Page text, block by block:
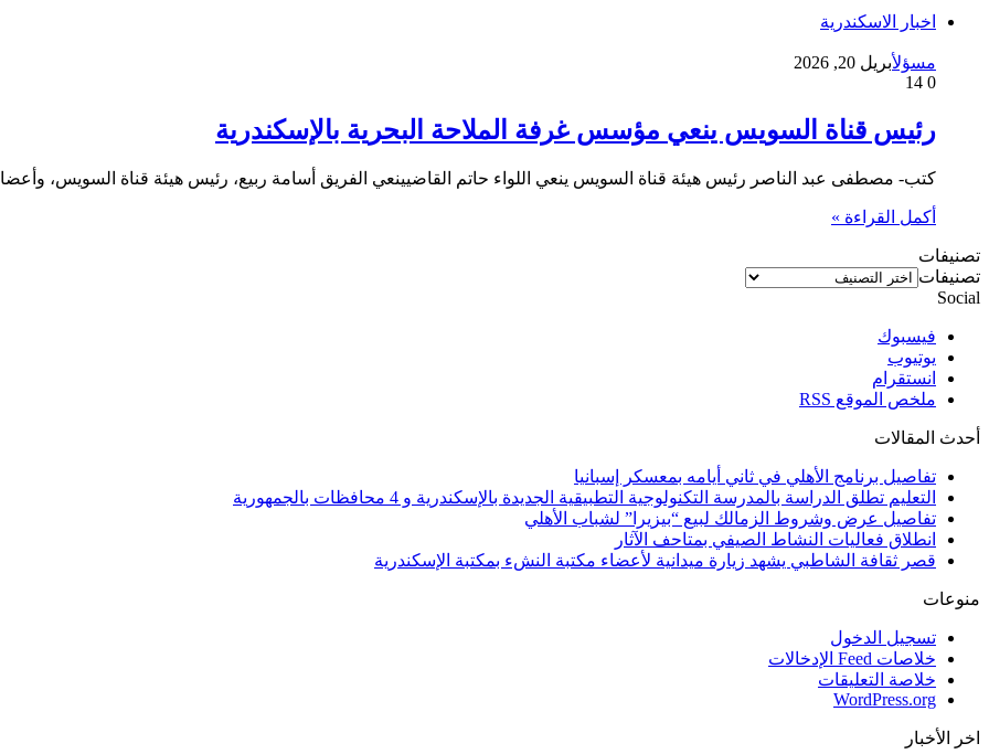
اخبار الاسكندرية
مسؤلأبريل 20, 2026
0
رئيس قناة السويس ينعي مؤسس غرفة الملاحة البحرية بالإسكندرية
كتب- مصطفى عبد الناصر رئيس هيئة قناة السويس ينعي اللواء حاتم القاضيينعي الفريق أسامة ربيع، رئيس هيئة قناة السويس،
أكمل القراءة »
تصنيفات
تصنيفات
Social
فيسبوك
يوتيوب
انستقرام
ملخص الموقع RSS
أحدث المقالات
تفاصيل برنامج الأهلي في ثاني أيامه بمعسكر إسبانيا
التعليم تطلق الدراسة بالمدرسة التكنولوجية التطبيقية الجديدة بالإسكندرية و 4 محافظات بالجمهورية
تفاصيل عرض وشروط الزمالك لبيع “بيزيرا” لشباب الأهلي
انطلاق فعاليات النشاط الصيفي بمتاحف الآثار
قصر ثقافة الشاطبي يشهد زيارة ميدانية لأعضاء مكتبة النشء بمكتبة الإسكندرية
منوعات
تسجيل الدخول
خلاصات Feed الإدخالات
خلاصة التعليقات
WordPress.org
اخر الأخبار